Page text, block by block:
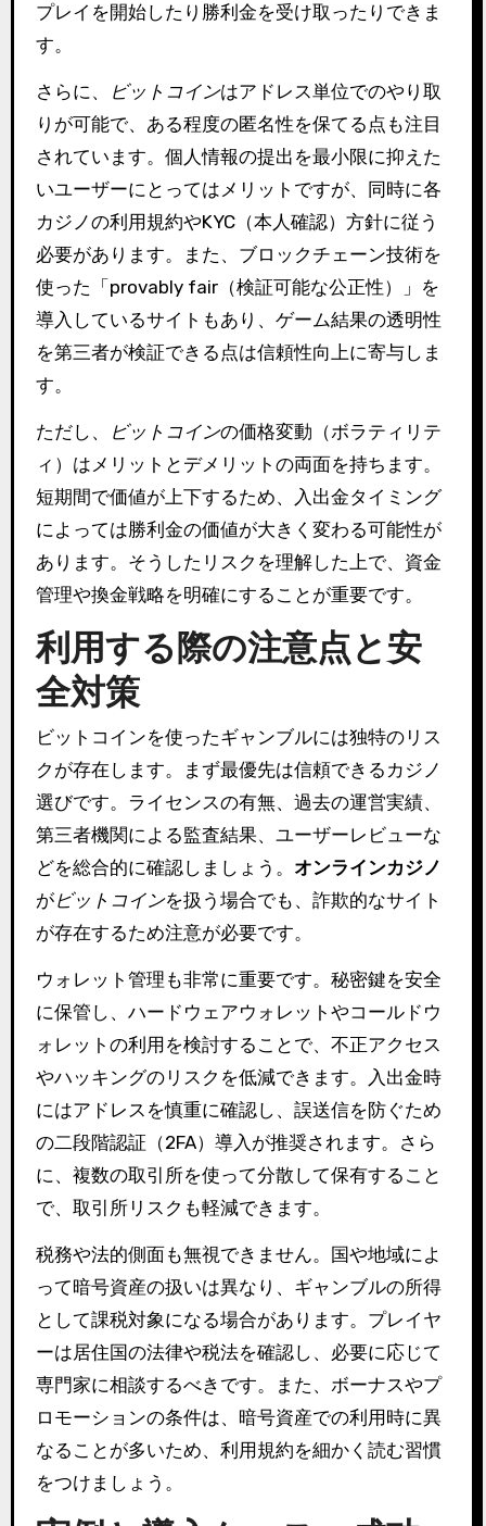
プレイを開始したり勝利金を受け取ったりできま
す。
さらに、 ビットコインはアドレス単位でのやり取
りが可能で、ある程度の匿名性を保てる点も注目
されています。個人情報の提出を最小限に抑えた
いユーザーにとってはメリットですが、同時に各
カジノの利用規約やKYC（本人確認）方針に従う
必要があります。また、ブロックチェーン技術を
使った「provably fair（検証可能な公正性）」を
導入しているサイトもあり、ゲーム結果の透明性
を第三者が検証できる点は信頼性向上に寄与しま
す。
ただし、 ビットコインの価格変動（ボラティリテ
ィ）はメリットとデメリットの両面を持ちます。
短期間で価値が上下するため、入出金タイミング
によっては勝利金の価値が大きく変わる可能性が
あります。そうしたリスクを理解した上で、資金
管理や換金戦略を明確にすることが重要です。
利用する際の注意点と安
全対策
ビットコインを使ったギャンブルには独特のリス
クが存在します。まず最優先は信頼できるカジノ
選びです。ライセンスの有無、過去の運営実績、
第三者機関による監査結果、ユーザーレビューな
どを総合的に確認しましょう。 オンラインカジノ
がビットコインを扱う場合でも、詐欺的なサイト
が存在するため注意が必要です。
ウォレット管理も非常に重要です。秘密鍵を安全
に保管し、ハードウェアウォレットやコールドウ
ォレットの利用を検討することで、不正アクセス
やハッキングのリスクを低減できます。入出金時
にはアドレスを慎重に確認し、誤送信を防ぐため
の二段階認証（2FA）導入が推奨されます。さら
に、複数の取引所を使って分散して保有すること
で、取引所リスクも軽減できます。
税務や法的側面も無視できません。国や地域によ
って暗号資産の扱いは異なり、ギャンブルの所得
として課税対象になる場合があります。プレイヤ
ーは居住国の法律や税法を確認し、必要に応じて
専門家に相談するべきです。また、ボーナスやプ
ロモーションの条件は、暗号資産での利用時に異
なることが多いため、利用規約を細かく読む習慣
をつけましょう。